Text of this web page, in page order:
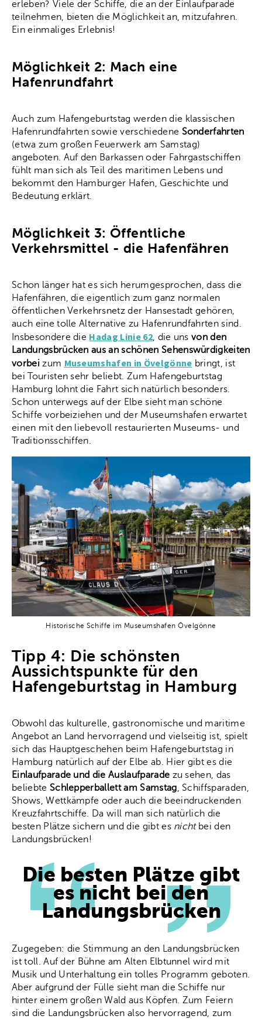
erleben? Viele der Schiffe, die an der Einlaufparade
teilnehmen, bieten die Möglichkeit an, mitzufahren.
Ein einmaliges Erlebnis!
Möglichkeit 2: Mach eine
Hafenrundfahrt
Auch zum Hafengeburtstag werden die klassischen
Hafenrundfahrten sowie verschiedene Sonderfahrten
(etwa zum großen Feuerwerk am Samstag)
angeboten. Auf den Barkassen oder Fahrgastschiffen
fühlt man sich als Teil des maritimen Lebens und
bekommt den Hamburger Hafen, Geschichte und
Bedeutung erklärt.
Möglichkeit 3: Öffentliche
Verkehrsmittel - die Hafenfähren
Schon länger hat es sich herumgesprochen, dass die
Hafenfähren, die eigentlich zum ganz normalen
öffentlichen Verkehrsnetz der Hansestadt gehören,
auch eine tolle Alternative zu Hafenrundfahrten sind.
Insbesondere die Hadag Linie 62, die unsvon den
Landungsbrücken aus an schönen Sehenswürdigkeiten
vorbei zum Museumshafen in Övelgönne bringt, ist
bei Touristen sehr beliebt. Zum Hafengeburtstag
Hamburg lohnt die Fahrt sich natürlich besonders.
Schon unterwegs auf der Elbe sieht man schöne
Schiffe vorbeiziehen und der Museumshafen erwartet
einen mit den liebevoll restaurierten Museums- und
Traditionsschiffen.
Historische Schiffe im Museumshafen Övelgönne
Tipp 4: Die schönsten
Aussichtspunkte für den
Hafengeburtstag in Hamburg
Obwohl das kulturelle, gastronomische und maritime
Angebot an Land hervorragend und vielseitig ist, spielt
sich das Hauptgeschehen beim Hafengeburtstag in
Hamburg natürlich auf der Elbe ab. Hier gibt es die
Einlaufparade und die Auslaufparade zu sehen, das
beliebte Schlepperballett am Samstag , Schiffsparaden,
Shows, Wettkämpfe oder auch die beeindruckenden
Kreuzfahrtschiffe. Da will man sich natürlich die
besten Plätze sichern und die gibt es nichtbei den
Landungsbrücken!
Die besten Plätze gibt
es nicht bei den
Landungsbrücken
Zugegeben: die Stimmung an den Landungsbrücken
ist toll. Auf der Bühne am Alten Elbtunnel wird mit
Musik und Unterhaltung ein tolles Programm geboten.
Aber aufgrund der Fülle sieht man die Schiffe nur
hinter einem großen Wald aus Köpfen. Zum Feiern
sind die Landungsbrücken also hervorragend, zum